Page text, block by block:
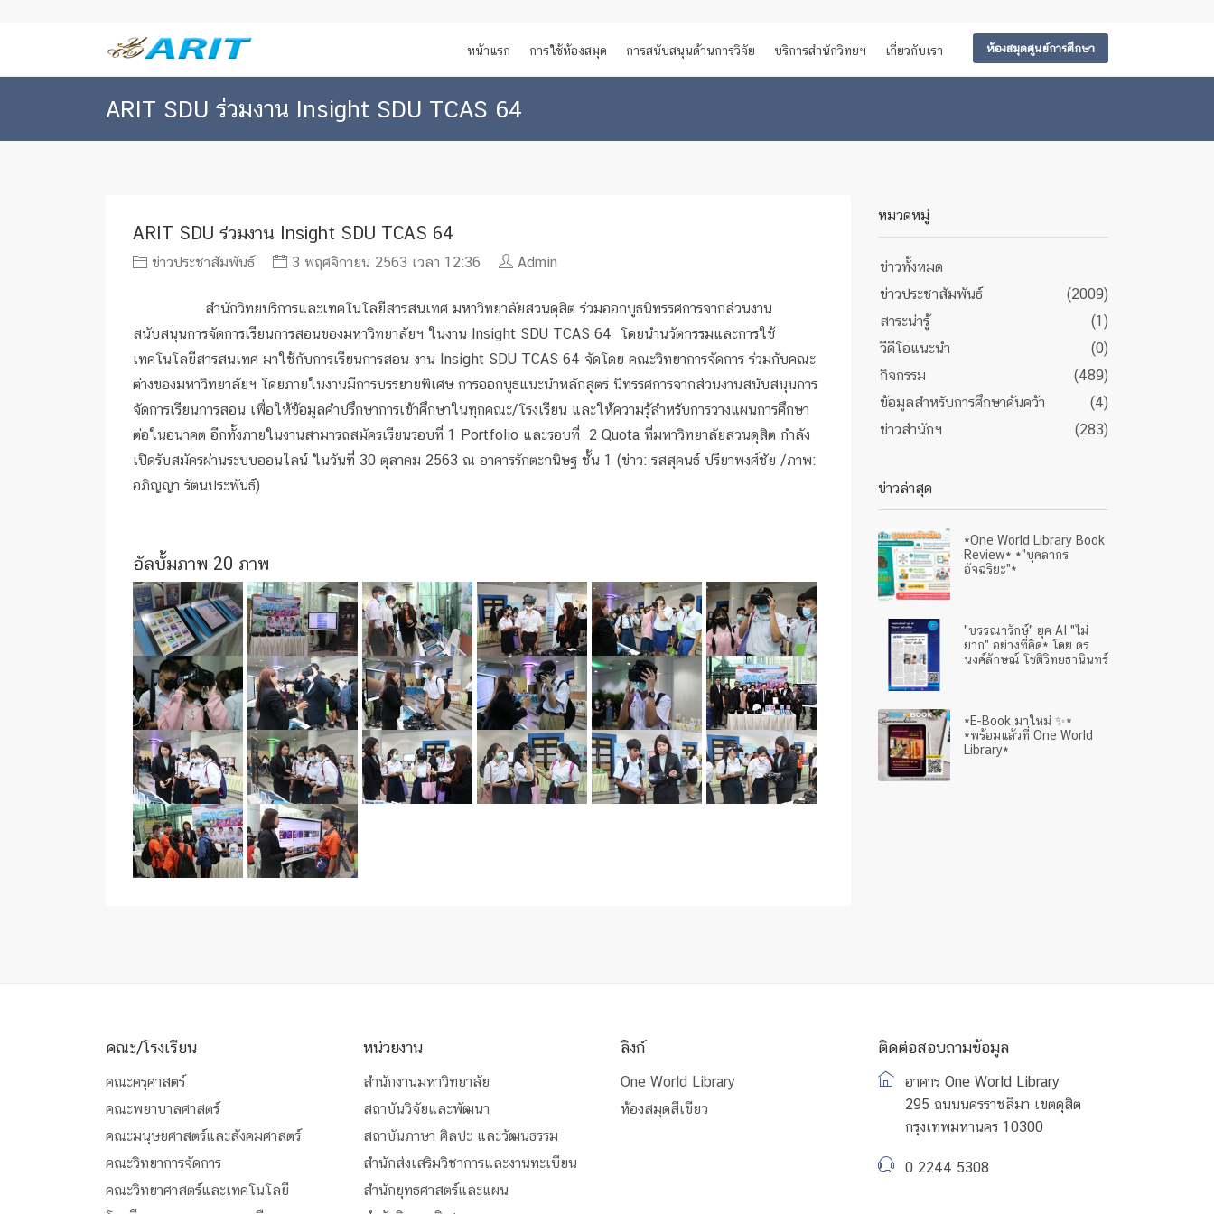
ห้องสมุดศูนย์การศึกษา
หน้าแรก การใช้ห้องสมุด การสนับสนุนด้านการวิจัย บริการสำนักวิทยฯ เกี่ยวกับเรา
ARIT SDU ร่วมงาน Insight SDU TCAS 64
ARIT SDU ร่วมงาน Insight SDU TCAS 64
ข่าวประชาสัมพันธ์ 3 พฤศจิกายน 2563 เวลา 12:36 Admin
สำนักวิทยบริการและเทคโนโลยีสารสนเทศ มหาวิทยาลัยสวนดุสิต ร่วมออกบูธนิทรรศการจากส่วนงาน
สนับสนุนการจัดการเรียนการสอนของมหาวิทยาลัยฯ ในงาน Insight SDU TCAS 64 โดยนำนวัตกรรมและการใช้
เทคโนโลยีสารสนเทศ มาใช้กับการเรียนการสอน งาน Insight SDU TCAS 64 จัดโดย คณะวิทยาการจัดการ ร่วมกับคณะ
ต่างของมหาวิทยาลัยฯ โดยภายในงานมีการบรรยายพิเศษ การออกบูธแนะนำหลักสูตร นิทรรศการจากส่วนงานสนับสนุนการ
จัดการเรียนการสอน เพื่อให้ข้อมูลคำปรึกษาการเข้าศึกษาในทุกคณะ/โรงเรียน และให้ความรู้สำหรับการวางแผนการศึกษา
ต่อในอนาคต อีกทั้งภายในงานสามารถสมัครเรียนรอบที่ 1 Portfolio และรอบที่ 2 Quota ที่มหาวิทยาลัยสวนดุสิต กำลัง
เปิดรับสมัครผ่านระบบออนไลน์ ในวันที่ 30 ตุลาคม 2563 ณ อาคารรักตะกนิษฐ ชั้น 1 (ข่าว: รสสุคนธ์ ปรียาพงศ์ชัย /ภาพ:
อภิญญา รัตนประพันธ์)
อัลบั้มภาพ 20 ภาพ
หมวดหมู่
ข่าวทั้งหมด
ข่าวประชาสัมพันธ์
(2009)
สาระน่ารู้
(1)
วีดีโอแนะนำ
(0)
กิจกรรม
(489)
ข้อมูลสำหรับการศึกษาค้นคว้า
(4)
ข่าวสำนักฯ
(283)
ข่าวล่าสุด
*One World Library Book
Review* *"บุคลากร
อัจฉริยะ"*
"บรรณารักษ์" ยุค AI "ไม่
ยาก" อย่างที่คิด* โดย ดร.
นงค์ลักษณ์ โชติวิทยธานินทร์
*e-Book มาใหม่ ✨*
*พร้อมแล้วที่ One World
Library*
คณะ/โรงเรียน
คณะครุศาสตร์
คณะพยาบาลศาสตร์
คณะมนุษยศาสตร์และสังคมศาสตร์
คณะวิทยาการจัดการ
คณะวิทยาศาสตร์และเทคโนโลยี
หน่วยงาน
สำนักงานมหาวิทยาลัย
สถาบันวิจัยและพัฒนา
สถาบันภาษา ศิลปะ และวัฒนธรรม
สำนักส่งเสริมวิชาการและงานทะเบียน
สำนักยุทธศาสตร์และแผน
ลิงก์
One World Library
ห้องสมุดสีเขียว
ติดต่อสอบถามข้อมูล
อาคาร One World Library
295 ถนนนครราชสีมา เขตดุสิต
กรุงเทพมหานคร 10300
0 2244 5308